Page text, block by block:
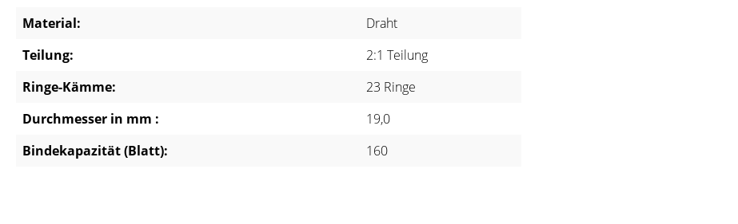
Material:
Draht
Teilung:
2:1 Teilung
Ringe-Kämme:
23 Ringe
Durchmesser in mm :
19,0
Bindekapazität (Blatt):
160